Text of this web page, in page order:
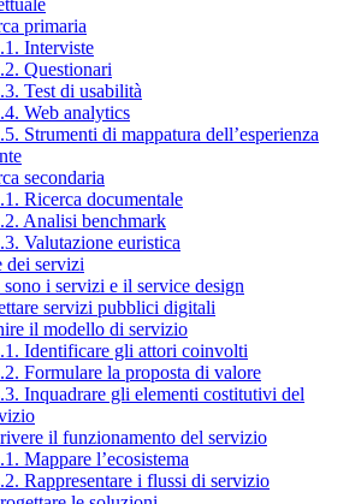
primaria
Interviste
Questionari
Test di usabilità
Web analytics
Strumenti di mappatura dell’esperienza
secondaria
Ricerca documentale
Analisi benchmark
Valutazione euristica
dei servizi
sono i servizi e il service design
servizi pubblici digitali
il modello di servizio
Identificare gli attori coinvolti
Formulare la proposta di valore
Inquadrare gli elementi costitutivi del
il funzionamento del servizio
Mappare l’ecosistema
Rappresentare i flussi di servizio